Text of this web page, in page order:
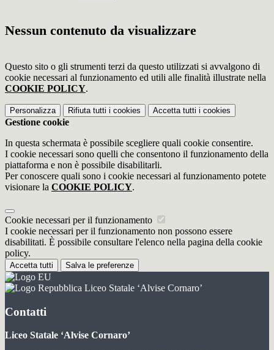
Nessun contenuto da visualizzare
Questo sito o gli strumenti terzi da questo utilizzati si avvalgono di
cookie necessari al funzionamento ed utili alle finalità illustrate nella
COOKIE POLICY.
Personalizza Rifiuta tutti i cookies Accetta tutti i cookies
Gestione cookie
In questa schermata è possibile scegliere quali cookie consentire.
I cookie necessari sono quelli che consentono il funzionamento della
piattaforma e non è possibile disabilitarli.
Per conoscere quali sono i cookie necessari al funzionamento potete
visionare la COOKIE POLICY.
Cookie necessari per il funzionamento
I cookie necessari per il funzionamento non possono essere
disabilitati. È possibile consultare l'elenco nella pagina della cookie
policy.
Accetta tutti Salva le preferenze
Liceo Statale ‘Alvise Cornaro’
Contatti
Liceo Statale ‘Alvise Cornaro’